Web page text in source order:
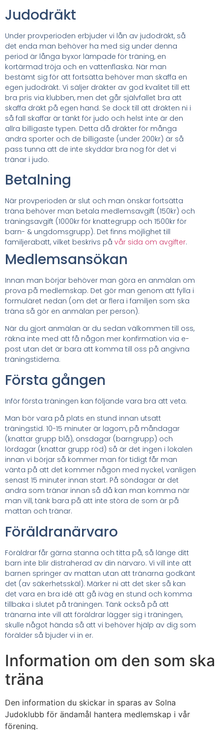
Judodräkt
Under provperioden erbjuder vi lån av judodräkt, så
det enda man behöver ha med sig under denna
period är långa byxor lämpade för träning, en
kortärmad tröja och en vattenflaska. När man
bestämt sig för att fortsätta behöver man skaffa en
egen judodräkt. Vi säljer dräkter av god kvalitet till ett
bra pris via klubben, men det går självfallet bra att
skaffa dräkt på egen hand. Se dock till att dräkten ni i
så fall skaffar är tänkt för judo och helst inte är den
allra billigaste typen. Detta då dräkter för många
andra sporter och de billigaste (under 200kr) är så
pass tunna att de inte skyddar bra nog för det vi
tränar i judo.
Betalning
När provperioden är slut och man önskar fortsätta
träna behöver man betala medlemsavgift (150kr) och
träningsavgift (1000kr för knattegrupp och 1500kr för
barn- & ungdomsgrupp). Det finns möjlighet till
familjerabatt, vilket beskrivs på vår sida om avgifter.
Medlemsansökan
Innan man börjar behöver man göra en anmälan om
prova på medlemskap. Det gör man genom att fylla i
formuläret nedan (om det är flera i familjen som ska
träna så gör en anmälan per person).
När du gjort anmälan är du sedan välkommen till oss,
räkna inte med att få någon mer konfirmation via e-
post utan det är bara att komma till oss på angivna
träningstiderna.
Första gången
Inför första träningen kan följande vara bra att veta.
Man bör vara på plats en stund innan utsatt
träningstid. 10-15 minuter är lagom, på måndagar
(knattar grupp blå), onsdagar (barngrupp) och
lördagar (knattar grupp röd) så är det ingen i lokalen
innan vi börjar så kommer man för tidigt får man
vänta på att det kommer någon med nyckel, vanligen
senast 15 minuter innan start. På söndagar är det
andra som tränar innan så då kan man komma när
man vill, tänk bara på att inte störa de som är på
mattan och tränar.
Föräldranärvaro
Föräldrar får gärna stanna och titta på, så länge ditt
barn inte blir distraherad av din närvaro. Vi vill inte att
barnen springer av mattan utan att tränarna godkänt
det (av säkerhetsskäl). Märker ni att det sker så kan
det vara en bra idé att gå iväg en stund och komma
tillbaka i slutet på träningen. Tänk också på att
tränarna inte vill att föräldrar lägger sig i träningen,
skulle något hända så att vi behöver hjälp av dig som
förälder så bjuder vi in er.
Information om den som ska
träna
Den information du skickar in sparas av Solna
Judoklubb för ändamål hantera medlemskap i vår
förening.